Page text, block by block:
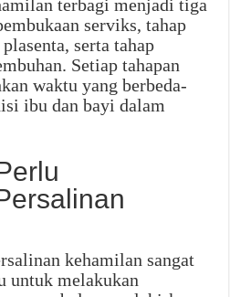
terbagi menjadi tiga
serviks, tahap
serta tahap
Setiap tahapan
waktu yang berbeda-
ibu dan bayi dalam
kehamilan sangat
untuk melakukan